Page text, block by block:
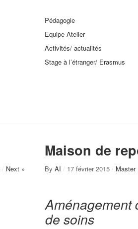
Pédagogie
Equipe Atelier
Activités/ actualités
Stage à l’étranger/ Erasmus
Maison de
/ Next » By AI / 17 février 2015 / Master
Aménagement
de soins